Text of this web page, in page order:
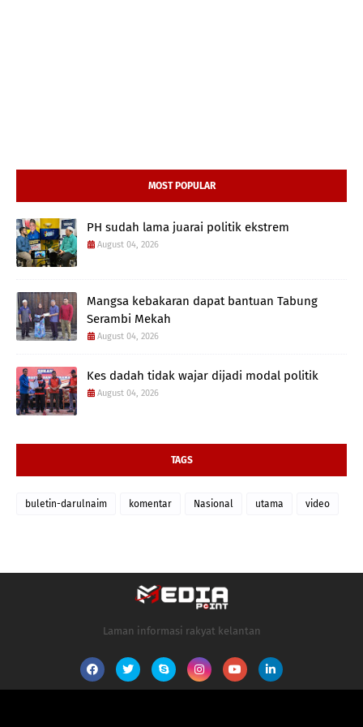
MOST POPULAR
PH sudah lama juarai politik ekstrem
August 04, 2026
Mangsa kebakaran dapat bantuan Tabung
Serambi Mekah
August 04, 2026
Kes dadah tidak wajar dijadi modal politik
August 04, 2026
TAGS
buletin-darulnaim komentar Nasional utama video
Laman informasi rakyat kelantan